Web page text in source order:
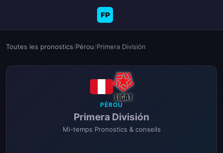
FP
Toutes les pronostics/Pérou/Primera División
PÉROU
Primera División
Mi-temps Pronostics & conseils